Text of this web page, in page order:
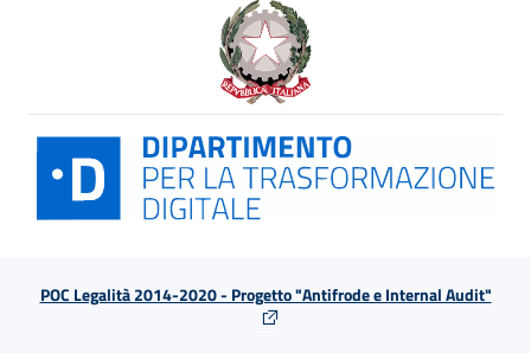
POC Legalità 2014-2020 - Progetto "Antifrode e Internal Audit"